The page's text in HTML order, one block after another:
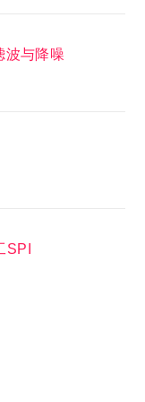
波与降噪
SPI